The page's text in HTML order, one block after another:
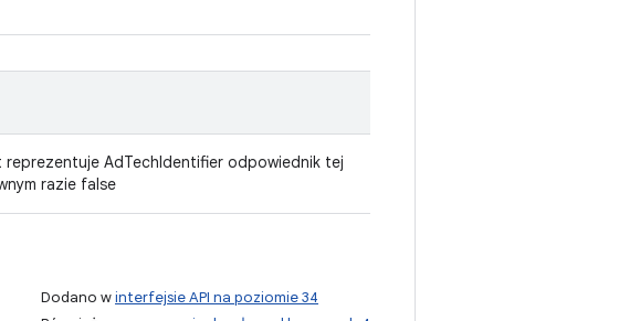
AdTechIdentifier odpowiednik tej
razie false
Dodano winterfejsie API na poziomie 34